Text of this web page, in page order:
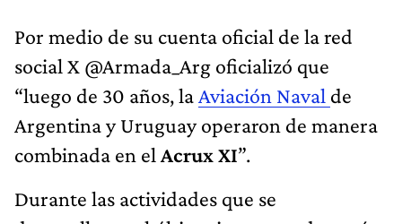
Por medio de su cuenta oficial de la red
social X @Armada_Arg oficializó que
“luego de 30 años, la Aviación Naval de
Argentina y Uruguay operaron de manera
combinada en el Acrux XI”.
Durante las actividades que se